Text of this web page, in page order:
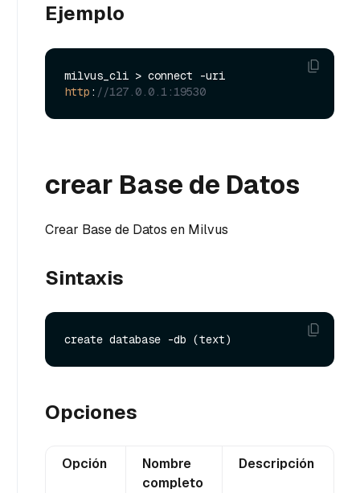
Ejemplo
http : //127.0.0.1:19530
crear Base de Datos
Crear Base de Datos en Milvus
Sintaxis
Opciones
Opción
Nombre
completo
Descripción